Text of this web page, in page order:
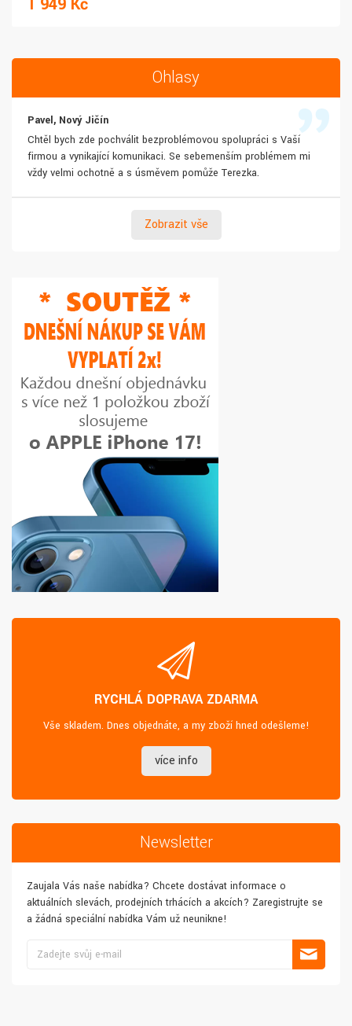
Ohlasy
Pavel, Nový Jičín
Chtěl bych zde pochválit bezproblémovou spolupráci s Vaší
firmou a vynikající komunikaci. Se sebemenším problémem mi
vždy velmi ochotně a s úsměvem pomůže Terezka.
Zobrazit vše
RYCHLÁ DOPRAVA ZDARMA
Vše skladem. Dnes objednáte, a my zboží hned odešleme!
více info
Newsletter
Zaujala Vás naše nabídka? Chcete dostávat informace o
aktuálních slevách, prodejních trhácích a akcích? Zaregistrujte se
a žádná speciální nabídka Vám už neunikne!